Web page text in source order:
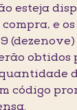
esteja
e
(dezenove)
código